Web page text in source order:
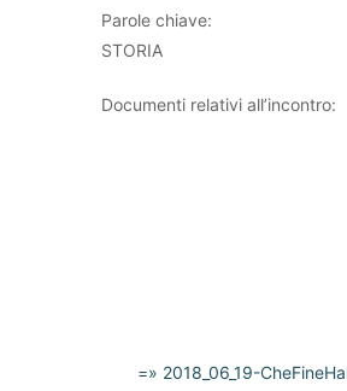
Parole chiave:
STORIA
Documenti relativi all’incontro:
=» 2018_06_19-